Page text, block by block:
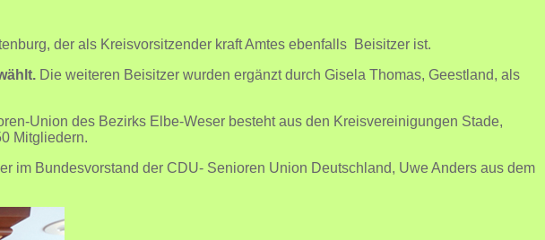
der als Kreisvorsitzender kraft Amtes ebenfalls Beisitzer ist.
Die weiteren Beisitzer wurden ergänzt durch Gisela Thomas, Geestland, als
Union des Bezirks Elbe-Weser besteht aus den Kreisvereinigungen Stade,
Mitgliedern.
Bundesvorstand der CDU- Senioren Union Deutschland, Uwe Anders aus dem